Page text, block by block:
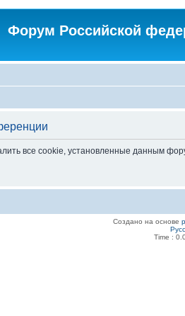
Форум Российской
все cookie, установленные данным
Создано на основе
Time :